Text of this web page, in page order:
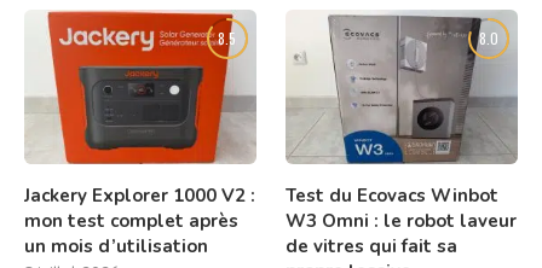
8.5
Jackery Explorer 1000 V2 :
mon test complet après
un mois d’utilisation
8.0
Test du Ecovacs Winbot
W3 Omni : le robot laveur
de vitres qui fait sa